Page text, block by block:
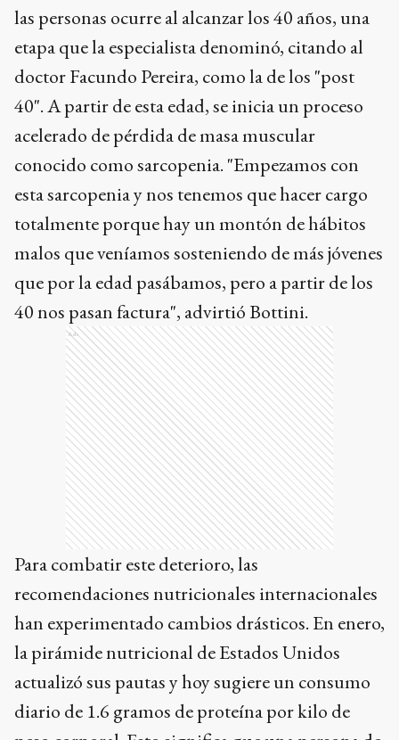
las personas ocurre al alcanzar los 40 años, una
etapa que la especialista denominó, citando al
doctor Facundo Pereira, como la de los "post
40". A partir de esta edad, se inicia un proceso
acelerado de pérdida de masa muscular
conocido como sarcopenia. "Empezamos con
esta sarcopenia y nos tenemos que hacer cargo
totalmente porque hay un montón de hábitos
malos que veníamos sosteniendo de más jóvenes
que por la edad pasábamos, pero a partir de los
40 nos pasan factura", advirtió Bottini.
Ads
Para combatir este deterioro, las
recomendaciones nutricionales internacionales
han experimentado cambios drásticos. En enero,
la pirámide nutricional de Estados Unidos
actualizó sus pautas y hoy sugiere un consumo
diario de 1.6 gramos de proteína por kilo de